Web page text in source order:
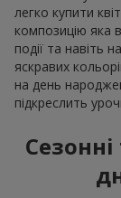
легко купити
композицію яка
події та навіть
яскравих
на день
підкреслить